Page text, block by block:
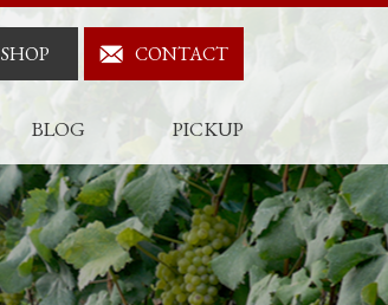
SHOP CONTACT
BLOG PICKUP